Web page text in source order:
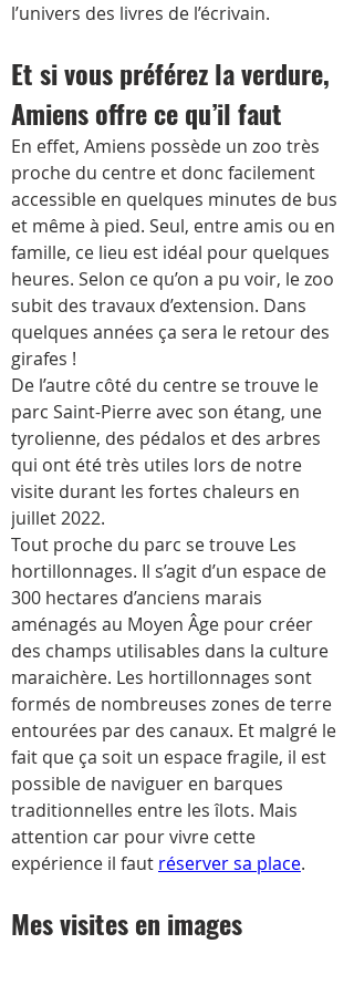
l’univers des livres de l’écrivain.
Et si vous préférez la verdure,
Amiens offre ce qu’il faut
En effet, Amiens possède un zoo très
proche du centre et donc facilement
accessible en quelques minutes de bus
et même à pied. Seul, entre amis ou en
famille, ce lieu est idéal pour quelques
heures. Selon ce qu’on a pu voir, le zoo
subit des travaux d’extension. Dans
quelques années ça sera le retour des
girafes !
De l’autre côté du centre se trouve le
parc Saint-Pierre avec son étang, une
tyrolienne, des pédalos et des arbres
qui ont été très utiles lors de notre
visite durant les fortes chaleurs en
juillet 2022.
Tout proche du parc se trouve Les
hortillonnages. Il s’agit d’un espace de
300 hectares d’anciens marais
aménagés au Moyen Âge pour créer
des champs utilisables dans la culture
maraichère. Les hortillonnages sont
formés de nombreuses zones de terre
entourées par des canaux. Et malgré le
fait que ça soit un espace fragile, il est
possible de naviguer en barques
traditionnelles entre les îlots. Mais
attention car pour vivre cette
expérience il faut réserver sa place.
Mes visites en images